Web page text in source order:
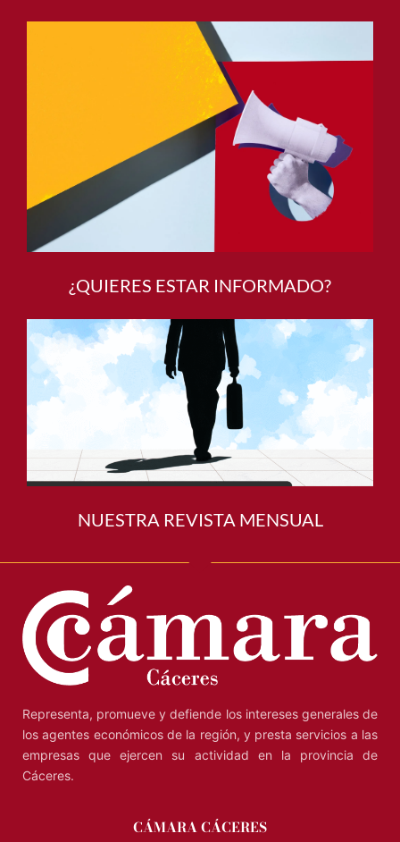
¿QUIERES ESTAR INFORMADO?
NUESTRA REVISTA MENSUAL
Representa, promueve y defiende los intereses generales de
los agentes económicos de la región, y presta servicios a las
empresas que ejercen su actividad en la provincia de
Cáceres.
CÁMARA CÁCERES